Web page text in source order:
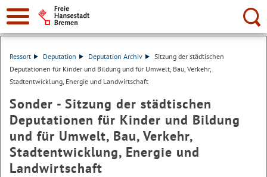
Suche:
Ressort Deputation Deputation Archiv
Sitzung der städtischen
Deputationen für Kinder und Bildung und für Umwelt, Bau, Verkehr,
Stadtentwicklung, Energie und Landwirtschaft
Sonder - Sitzung der städtischen
Deputationen für Kinder und Bildung
und für Umwelt, Bau, Verkehr,
Stadtentwicklung, Energie und
Landwirtschaft